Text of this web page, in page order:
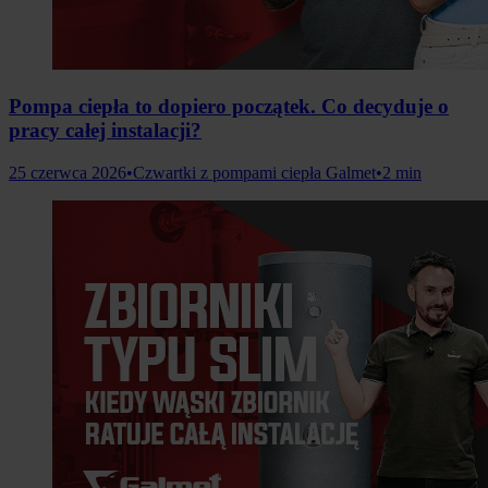
Pompa ciepła to dopiero początek. Co decyduje o
pracy całej instalacji?
25 czerwca 2026•Czwartki z pompami ciepła Galmet•2 min